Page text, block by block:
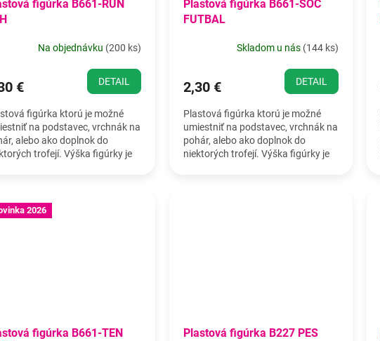
figúrka B661-RUN
Na objednávku (200 ks)
€ DETAIL
figúrka ktorú je možné
na podstavec, vrchnák na
alebo ako doplnok do
trofejí. Výška figúrky je
Plastová figúrka B661-SOC
FUTBAL
Skladom u nás (144 ks)
2,30 € DETAIL
Plastová figúrka ktorú je možné
umiestniť na podstavec, vrchnák na
pohár, alebo ako doplnok do
niektorých trofejí. Výška figúrky je
2026
figúrka B661-TEN
Plastová figúrka B227 PES